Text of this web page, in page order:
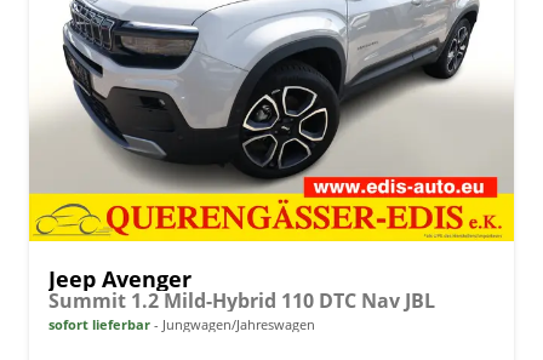
Jeep Avenger
Summit 1.2 Mild-Hybrid 110 DTC Nav JBL
sofort lieferbar Jungwagen/Jahreswagen